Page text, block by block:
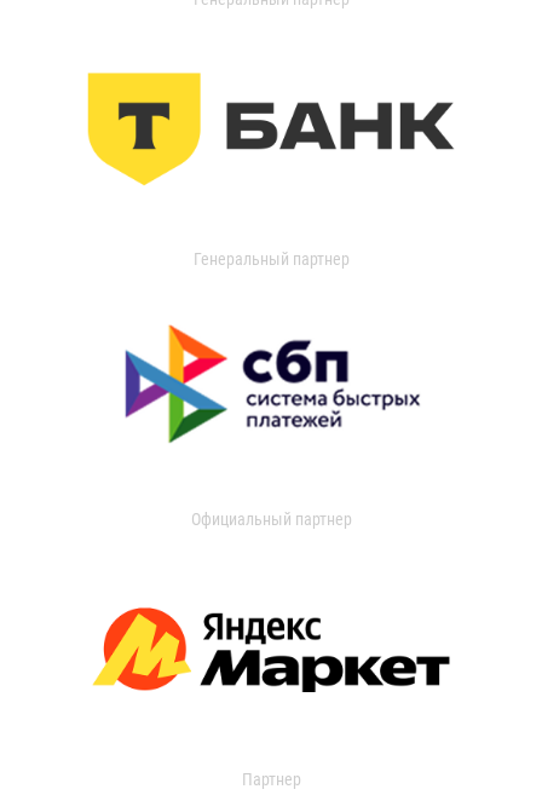
Генеральный партнер
Официальный партнер
Партнер